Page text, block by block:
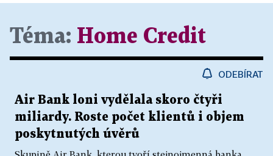
Téma: Home Credit
ODEBÍRAT
Air Bank loni vydělala skoro čtyři
miliardy. Roste počet klientů i objem
poskytnutých úvěrů